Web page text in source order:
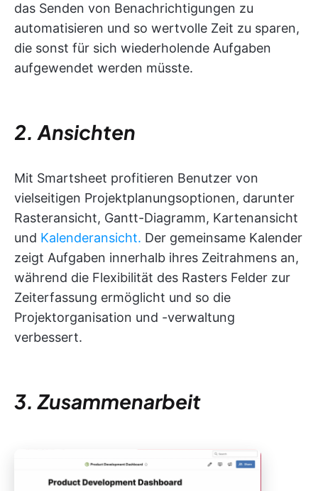
das Senden von Benachrichtigungen zu
automatisieren und so wertvolle Zeit zu sparen,
die sonst für sich wiederholende Aufgaben
aufgewendet werden müsste.
2. Ansichten
Mit Smartsheet profitieren Benutzer von
vielseitigen Projektplanungsoptionen, darunter
Rasteransicht, Gantt-Diagramm, Kartenansicht
und Kalenderansicht. Der gemeinsame Kalender
zeigt Aufgaben innerhalb ihres Zeitrahmens an,
während die Flexibilität des Rasters Felder zur
Zeiterfassung ermöglicht und so die
Projektorganisation und -verwaltung
verbessert.
3. Zusammenarbeit